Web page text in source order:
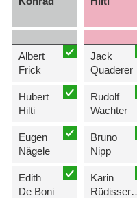
Albert
Frick
Hubert
Hilti
Eugen
Nägele
Edith
De Boni
Jack
Quaderer
Rudolf
Wachter
Bruno
Nipp
Karin
Rüdisser-Quaderer